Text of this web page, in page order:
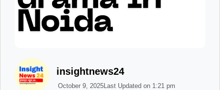
insightnews24
October 9, 2025Last Updated on 1:21 pm